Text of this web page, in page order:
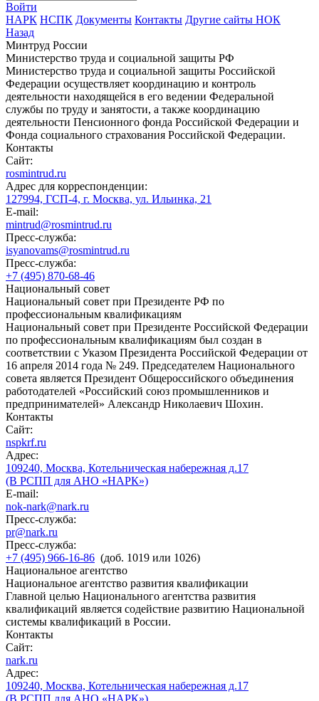
Войти
НАРК НСПК Документы Контакты Другие сайты НОК
Назад
Минтруд России
Министерство труда и социальной защиты РФ
Министерство труда и социальной защиты Российской
Федерации осуществляет координацию и контроль
деятельности находящейся в его ведении Федеральной
службы по труду и занятости, а также координацию
деятельности Пенсионного фонда Российской Федерации и
Фонда социального страхования Российской Федерации.
Контакты
Сайт:
rosmintrud.ru
Адрес для корреспонденции:
127994, ГСП-4, г. Москва, ул. Ильинка, 21
E-mail:
mintrud@rosmintrud.ru
Пресс-служба:
isyanovams@rosmintrud.ru
Пресс-служба:
+7 (495) 870-68-46
Национальный совет
Национальный совет при Президенте РФ по
профессиональным квалификациям
Национальный совет при Президенте Российской Федерации
по профессиональным квалификациям был создан в
соответствии с Указом Президента Российской Федерации от
16 апреля 2014 года № 249. Председателем Национального
совета является Президент Общероссийского объединения
работодателей «Российский союз промышленников и
предпринимателей» Александр Николаевич Шохин.
Контакты
Сайт:
nspkrf.ru
Адрес:
109240, Москва, Котельническая набережная д.17
(В РСПП для АНО «НАРК»)
E-mail:
nok-nark@nark.ru
Пресс-служба:
pr@nark.ru
Пресс-служба:
+7 (495) 966-16-86 (доб. 1019 или 1026)
Национальное агентство
Национальное агентство развития квалификации
Главной целью Национального агентства развития
квалификаций является содействие развитию Национальной
системы квалификаций в России.
Контакты
Сайт:
nark.ru
Адрес:
109240, Москва, Котельническая набережная д.17
(В РСПП для АНО «НАРК»)